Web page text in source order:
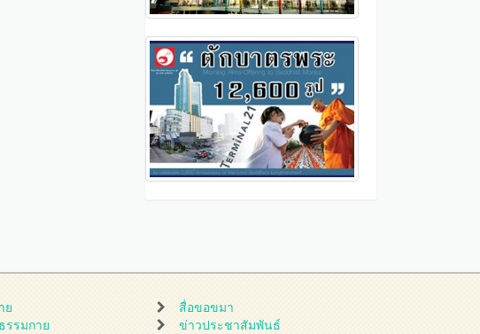
ย
รรมกาย
สื่อขอขมา
ข่าวประชาสัมพันธ์